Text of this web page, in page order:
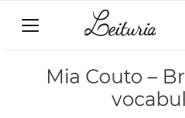
Mia Couto –